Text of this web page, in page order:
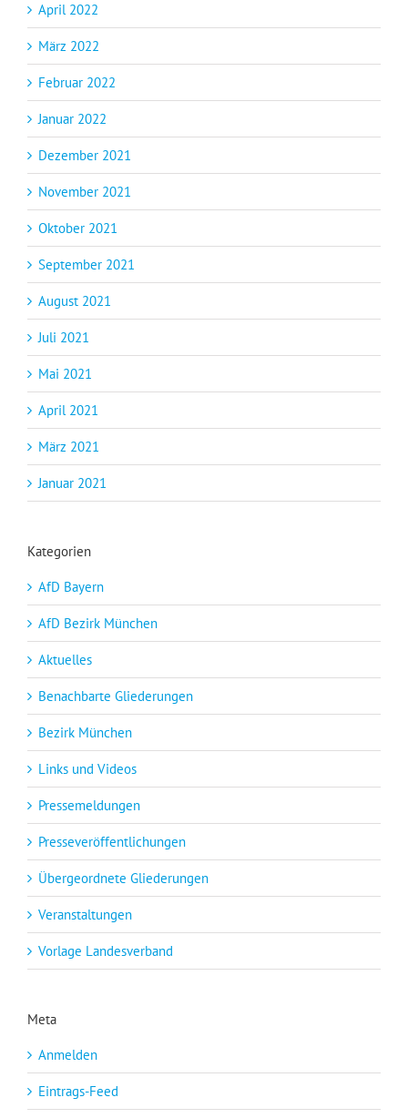
April 2022
März 2022
Februar 2022
Januar 2022
Dezember 2021
November 2021
Oktober 2021
September 2021
August 2021
Juli 2021
Mai 2021
April 2021
März 2021
Januar 2021
Kategorien
AfD Bayern
AfD Bezirk München
Aktuelles
Benachbarte Gliederungen
Bezirk München
Links und Videos
Pressemeldungen
Presseveröffentlichungen
Übergeordnete Gliederungen
Veranstaltungen
Vorlage Landesverband
Meta
Anmelden
Eintrags-Feed